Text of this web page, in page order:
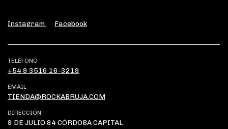
Instagram Facebook
TELÉFONO
+54 9 3516 16-3219
EMAIL
TIENDA@ROCKABRUJA.COM
DIRECCIÓN
9 DE JULIO 84 CÓRDOBA CAPITAL